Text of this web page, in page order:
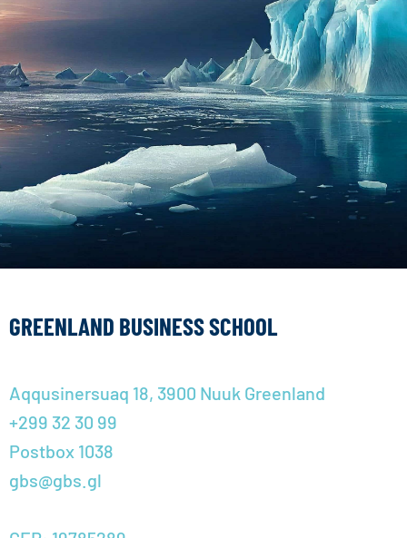
GREENLAND BUSINESS SCHOOL
Aqqusinersuaq 18, 3900 Nuuk Greenland
+299 32 30 99
Postbox 1038
gbs@gbs.gl